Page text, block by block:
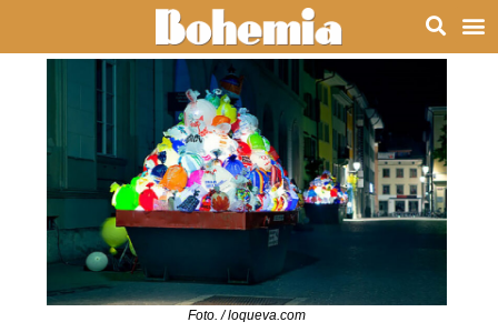
Foto. / loqueva.com